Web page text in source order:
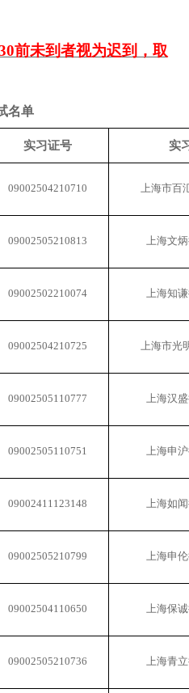
前未到者视为迟到，取
名单
实习证号 实
09002504210710 上海市百
09002505210813 上海文
09002502210074 上海知
09002504210725 上海市光
09002505110777 上海汉
09002505110751 上海申
09002411123148 上海如
09002505210799 上海申
09002504110650 上海保
09002505210736 上海青